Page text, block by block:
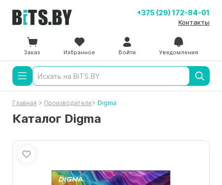
+375 (29) 172-84-01
Контакты
Заказ Избранное Войти Уведомления
Главная Производители Digma
Каталог Digma